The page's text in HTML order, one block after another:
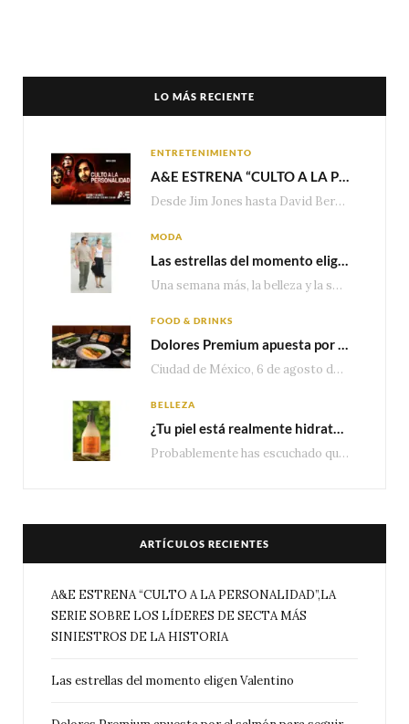
LO MÁS RECIENTE
ENTRETENIMIENTO
A&E ESTRENA “CULTO A LA PERSONALIDAD”,LA SERIE SOBRE LOS LÍDERES DE SECTA MÁS SINIESTROS DE LA HISTORIA
Desde Jim Jones hasta David Berg, la producción recorre en seis episodios cómo el carisma,…
MODA
Las estrellas del momento eligen Valentino
Una semana más, la belleza y la sofisticación de Valentino vuelven a tomar el escenario internacional. Desde…
FOOD & DRINKS
Dolores Premium apuesta por el salmón para seguir creciendo en categorías estratégicas
Ciudad de México, 6 de agosto de 2026.— Con una producción de 2.17 millones de…
BELLEZA
¿Tu piel está realmente hidratada? 4 señales que podrían indicar que necesita algo más
Probablemente has escuchado que el cuidado e hidratación corporal se suele asociar únicamente con una…
ARTÍCULOS RECIENTES
A&E ESTRENA “CULTO A LA PERSONALIDAD”,LA
SERIE SOBRE LOS LÍDERES DE SECTA MÁS
SINIESTROS DE LA HISTORIA
Las estrellas del momento eligen Valentino